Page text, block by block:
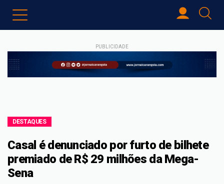
PUBLICIDADE
DESTAQUES
Casal é denunciado por furto de bilhete
premiado de R$ 29 milhões da Mega-
Sena